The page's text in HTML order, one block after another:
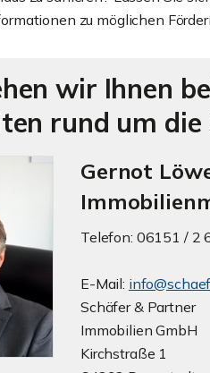
zu möglichen
wir Ihnen
rund um
Gernot
Telefon: 06151 / 2
E-Mail:
Schäfer & Partner
Immobilien GmbH
Kirchstraße 1